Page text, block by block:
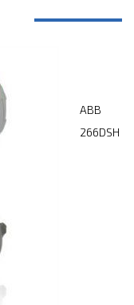
ABB
266DSH